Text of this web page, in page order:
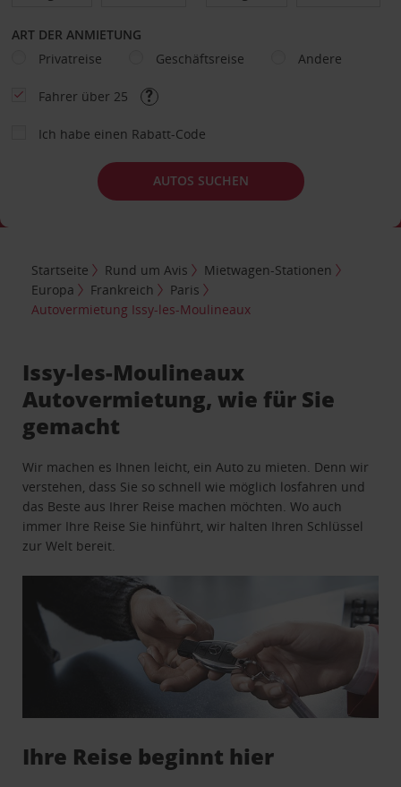
ART DER ANMIETUNG
Privatreise
Geschäftsreise Andere
Fahrer über 25
Ich habe einen Rabatt-Code
AUTOS SUCHEN
Startseite Rund um Avis
Mietwagen-Stationen
Europa
Frankreich
Paris
Autovermietung Issy-les-Moulineaux
Issy-les-Moulineaux
Autovermietung, wie für Sie
gemacht
Wir machen es Ihnen leicht, ein Auto zu mieten. Denn wir
verstehen, dass Sie so schnell wie möglich losfahren und
das Beste aus Ihrer Reise machen möchten. Wo auch
immer Ihre Reise Sie hinführt, wir halten Ihren Schlüssel
zur Welt bereit.
Ihre Reise beginnt hier